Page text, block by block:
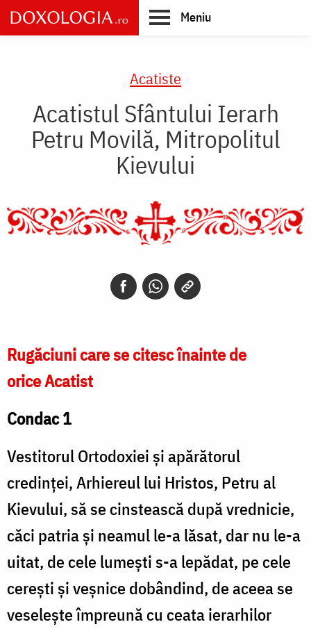
Skip
to
main
Meniu
Acatiste
Acatistul Sfântului Ierarh
Petru Movilă, Mitropolitul
Kievului
Rugăciuni care se citesc înainte de
orice Acatist
Condac 1
Vestitorul Ortodoxiei și apărătorul
credinței, Arhiereul lui Hristos, Petru al
Kievului, să se cinstească după vrednicie,
căci patria și neamul le-a lăsat, dar nu le-a
uitat, de cele lumești s-a lepădat, pe cele
cerești și veșnice dobândind, de aceea se
veselește împreună cu ceata ierarhilor